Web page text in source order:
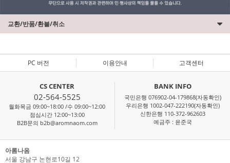
교환/반품/환불/취소
PC 버전 이용안내 고객센터
CS CENTER
02-564-5525
월화목금 09:00~18:00 /수 09:00~12:00
점심시간 12:00~13:00
B2B문의 b2b@aromnaom.com
BANK INFO
국민은행 076902-04-179868(자동확인)
우리은행 1002-047-222190(자동확인)
신한은행 110-372-962603
예금주 : 윤준국
아롬나옴
서울 강남구 논현로10길 12